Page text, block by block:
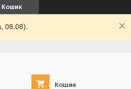
Кошик
08.08).
Кошик